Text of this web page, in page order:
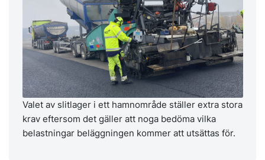
Valet av slitlager i ett hamnområde ställer extra stora
krav eftersom det gäller att noga bedöma vilka
belastningar beläggningen kommer att utsättas för.